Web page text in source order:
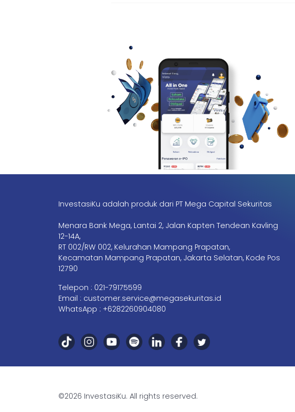
InvestasiKu adalah produk dari PT Mega Capital Sekuritas
Menara Bank Mega, Lantai 2, Jalan Kapten Tendean Kavling
12-14A,
RT 002/RW 002, Kelurahan Mampang Prapatan,
Kecamatan Mampang Prapatan, Jakarta Selatan, Kode Pos
12790
Telepon : 021-79175599
Email : customer.service@megasekuritas.id
WhatsApp : +6282260904080
©2026 InvestasiKu. All rights reserved.